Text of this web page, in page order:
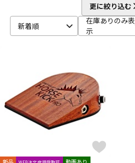
ドラム
キーボード
更に絞り込む
新着順
在庫ありのみ表
示
新品 WEB注文店頭受取可
動画あり